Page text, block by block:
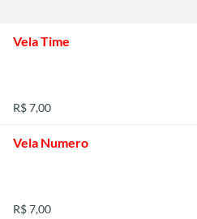
Vela Time
R$ 7,00
Vela Numero
R$ 7,00